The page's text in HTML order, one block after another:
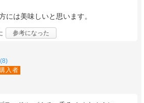
には美味しいと思います。
参考になった
入者